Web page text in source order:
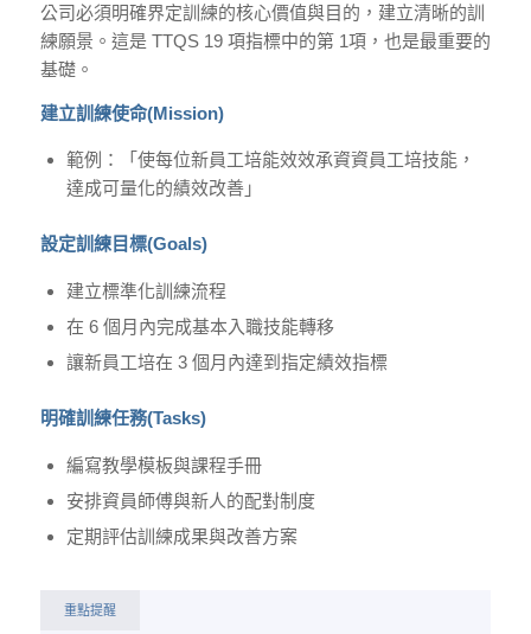
公司必須明確界定訓練的核心價值與目的，建立清晰的訓
練願景。這是 TTQS 19 項指標中的第 1項，也是最重要的
基礎。
建立訓練使命(Mission)
範例：「使每位新員工培能效效承資資員工培技能，
達成可量化的績效改善」
設定訓練目標(Goals)
建立標準化訓練流程
在 6 個月內完成基本入職技能轉移
讓新員工培在 3 個月內達到指定績效指標
明確訓練任務(Tasks)
編寫教學模板與課程手冊
安排資員師傅與新人的配對制度
定期評估訓練成果與改善方案
重點提醒